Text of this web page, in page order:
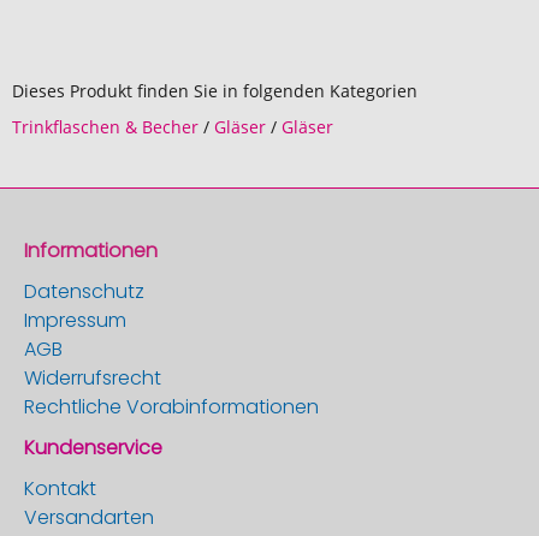
Dieses Produkt finden Sie in folgenden Kategorien
Trinkflaschen & Becher / Gläser / Gläser
Informationen
Datenschutz
Impressum
AGB
Widerrufsrecht
Rechtliche Vorabinformationen
Kundenservice
Kontakt
Versandarten